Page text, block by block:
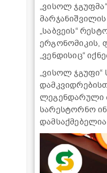
„ვისოლ
„საბვეის“
ერგონომიკის,
„ვენდისიც“
„ვისოლ
ლეგენდარული
სარესტორნო